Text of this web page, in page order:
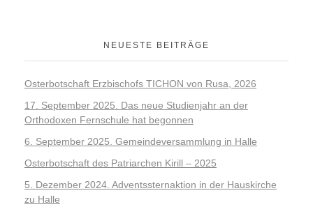
NEUESTE BEITRÄGE
Osterbotschaft Erzbischofs TICHON von Rusa, 2026
17. September 2025. Das neue Studienjahr an der
Orthodoxen Fernschule hat begonnen
6. September 2025. Gemeindeversammlung in Halle
Osterbotschaft des Patriarchen Kirill – 2025
5. Dezember 2024. Adventssternaktion in der Hauskirche
zu Halle